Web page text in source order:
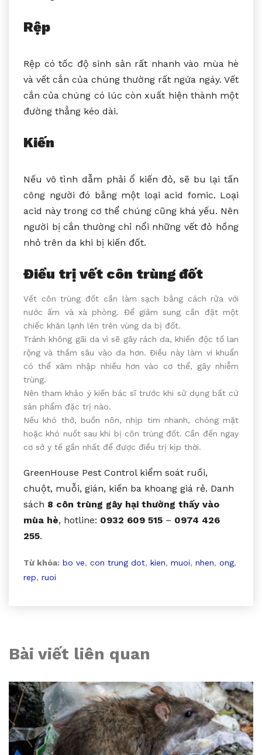
Rệp
Rệp có tốc độ sinh sản rất nhanh vào mùa hè
và vết cắn của chúng thường rất ngứa ngáy. Vết
cắn của chúng có lúc còn xuất hiện thành một
đường thẳng kéo dài.
Kiến
Nếu vô tình dẫm phải ổ kiến đỏ, sẽ bu lại tấn
công người đó bằng một loại acid fomic. Loại
acid này trong cơ thể chúng cũng khá yếu. Nên
người bị cắn thường chỉ nổi những vết đỏ hồng
nhỏ trên da khi bị kiến đốt.
Điều trị vết côn trùng đốt
Vết côn trùng đốt cần làm sạch bằng cách rửa với
nước ấm và xà phòng. Để giảm sung cần đặt một
chiếc khăn lạnh lên trên vùng da bị đốt.
Tránh không gãi da vì sẽ gây rách da, khiến độc tố lan
rộng và thấm sâu vào da hơn. Điều này làm vi khuẩn
có thể xâm nhập nhiều hơn vào cơ thể, gây nhiễm
trùng.
Nên tham khảo ý kiến bác sĩ trước khi sử dụng bất cứ
sản phẩm đặc trị nào.
Nếu khó thở, buồn nôn, nhịp tim nhanh, chóng mặt
hoặc khó nuốt sau khi bị côn trùng đốt. Cần đến ngay
cơ sở y tế gần nhất để được điều trị kịp thời.
GreenHouse Pest Control kiểm soát ruồi,
chuột, muỗi, gián, kiến ba khoang giá rẻ. Danh
sách 8 côn trùng gây hại thường thấy vào
mùa hè, hotline: 0932 609 515 – 0974 426
255.
Từ khóa: bo ve, con trung dot, kien, muoi, nhen, ong,
rep, ruoi
Bài viết liên quan